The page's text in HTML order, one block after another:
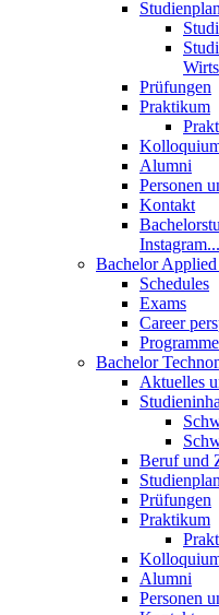
Prüfungen
Praktikum
Alumni
Personen
Kontakt
Instagram...
Bachelor
Schedules
Exams
Career
Bachelor
Aktuelles
Beruf und
Prüfungen
Praktikum
Alumni
Personen